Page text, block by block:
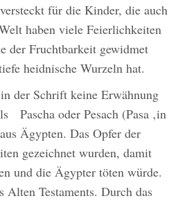
für die Kinder, die auch
haben viele Feierlichkeiten
der Fruchtbarkeit gewidmet
heidnische Wurzeln hat.
der Schrift keine Erwähnung
Pascha oder Pesach (Pasa ‚in
Ägypten. Das Opfer der
gezeichnet wurden, damit
und die Ägypter töten würde.
Alten Testaments. Durch das